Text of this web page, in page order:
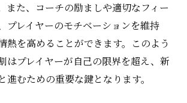
また、コーチの励ましや適切なフィー
プレイヤーのモチベーションを維持
熱を高めることができます。このよう
はプレイヤーが自己の限界を超え、新
進むための重要な鍵となります。